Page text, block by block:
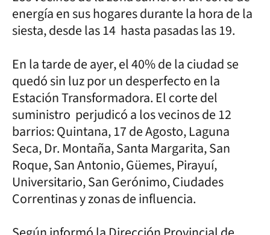
energía en sus hogares durante la hora de la
siesta, desde las 14 hasta pasadas las 19.
En la tarde de ayer, el 40% de la ciudad se
quedó sin luz por un desperfecto en la
Estación Transformadora. El corte del
suministro perjudicó a los vecinos de 12
barrios: Quintana, 17 de Agosto, Laguna
Seca, Dr. Montaña, Santa Margarita, San
Roque, San Antonio, Güemes, Pirayuí,
Universitario, San Gerónimo, Ciudades
Correntinas y zonas de influencia.